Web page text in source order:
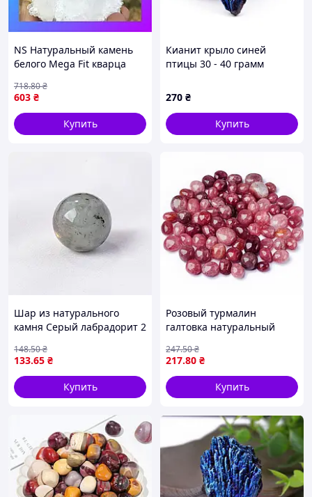
NS Натуральный камень
белого Mega Fit кварца
природный минерал для
медитации, кол Nes22/Q
603 ₴
718.80₴
Купить
Кианит крыло синей
птицы 30 - 40 грамм
270 ₴
Купить
Шар из натурального
камня Серый лабрадорит 2
133.65 ₴
148.50₴
Купить
Розовый турмалин
галтовка натуральный
217.80 ₴
247.50₴
Купить